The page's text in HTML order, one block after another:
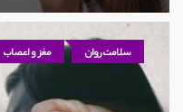
سلامت روان مغز و اعصاب